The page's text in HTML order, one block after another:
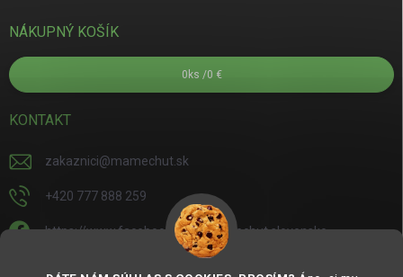
NÁKUPNÝ KOŠÍK
0 ks /0 €
KONTAKT
zakaznici@mamechut.sk
+420 777 888 259
https://www.facebook.com/mamechut.slovensko